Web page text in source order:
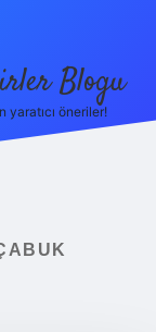
Blogu
yaratıcı öneriler!